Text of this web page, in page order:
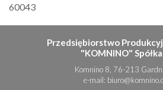
60043
Przedsiębiorstwo
"KOMNINO" Spółka
Komnino 8, 76-213
e-mail: